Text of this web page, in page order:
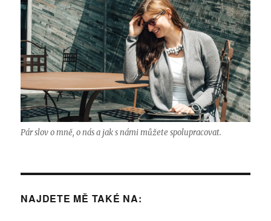
Pár slov o mně, o nás a jak s námi můžete spolupracovat.
NAJDETE MĚ TAKÉ NA: